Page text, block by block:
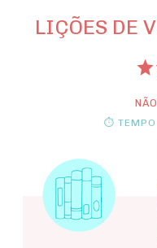
LIÇÕES DE
⏱ TEMPO